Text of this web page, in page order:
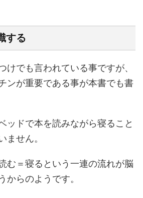
する
けでも言われている事ですが、
ンが重要である事が本書でも書
ッドで本を読みながら寝ること
ません。
む＝寝るという一連の流れが脳
からのようです。